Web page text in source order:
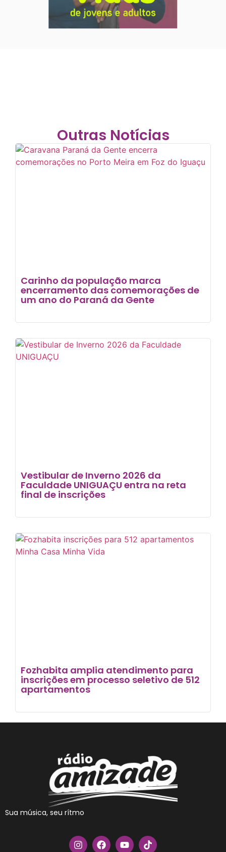
Outras Notícias
Carinho da população marca
encerramento das comemorações de
um ano do Paraná da Gente
Vestibular de Inverno 2026 da
Faculdade UNIGUAÇU entra na reta
final de inscrições
Fozhabita amplia atendimento para
inscrições em processo seletivo de 512
apartamentos
Sua música, seu rítmo